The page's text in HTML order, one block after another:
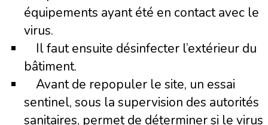
équipements ayant été en contact avec le
virus.
Il faut ensuite désinfecter l’extérieur du
bâtiment.
Avant de repopuler le site, un essai
sentinel, sous la supervision des autorités
sanitaires, permet de déterminer si le virus